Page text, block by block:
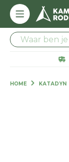
HOME KATADYN